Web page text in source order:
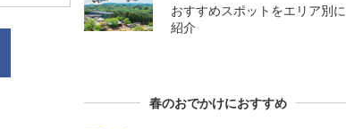
おすすめスポットをエリア別に
紹介
春のおでかけにおすすめ